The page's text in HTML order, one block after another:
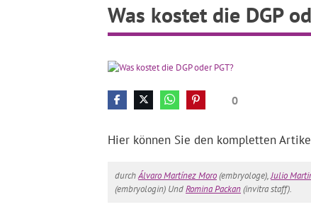
Was kostet die DGP
0
Hier können Sie den kompletten
durchÁlvaro Martínez Moro(embryologe),Julio
(embryologin) UndRomina Packan(invitra staff).